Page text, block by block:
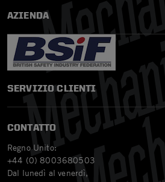
AZIENDA
SERVIZIO CLIENTI
CONTATTO
Regno Unito:
+44 (0) 8003680503
Dal lunedì al venerdì,